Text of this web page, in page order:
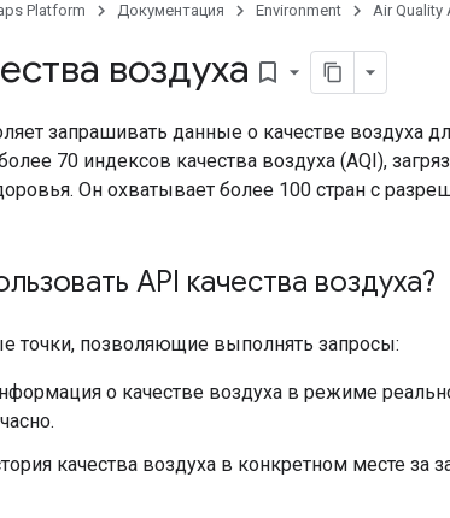
Platform Документация Environment Air Quality
воздуха bookmark_border
запрашивать данные о качестве воздуха
70 индексов качества воздуха (AQI),
Он охватывает более 100 стран с
API качества воздуха?
точки, позволяющие выполнять запросы:
о качестве воздуха в режиме
качества воздуха в конкретном месте за